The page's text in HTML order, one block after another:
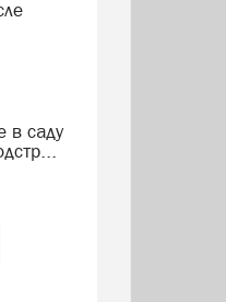
в саду